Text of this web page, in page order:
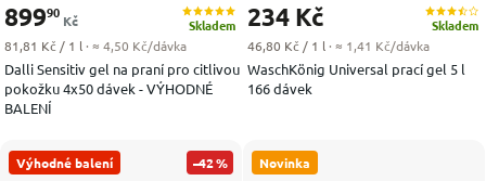
Dalli Sensitiv gel na praní pro citlivou
pokožku 4x50 dávek - VÝHODNÉ
BALENÍ
Skladem
89990
Kč
Měrná cena:
81,81 Kč / 1 l · ≈ 4,50 Kč/dávka
WaschKönig Universal prací gel 5 l
166 dávek
Skladem
234 Kč
Měrná cena:
46,80 Kč / 1 l · ≈ 1,41 Kč/dávka
Výhodné balení –42 % Novinka